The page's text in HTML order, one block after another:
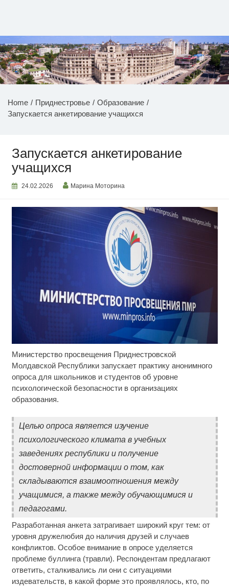
НОВОСТИ ПРИДНЕСТРОВЬЯ
Home Приднестровье
Образование
Запускается анкетирование учащихся
Запускается анкетирование
учащихся
24.02.2026 Марина Моторина
Министерство просвещения Приднестровской
Молдавской Республики запускает практику анонимного
опроса для школьников и студентов об уровне
психологической безопасности в организациях
образования.
Целью опроса является изучение
психологического климата в учебных
заведениях республики и получение
достоверной информации о том, как
складываются взаимоотношения между
учащимися, а также между обучающимися и
педагогами.
Разработанная анкета затрагивает широкий круг тем: от
уровня дружелюбия до наличия друзей и случаев
конфликтов. Особое внимание в опросе уделяется
проблеме буллинга (травли). Респондентам предлагают
ответить, сталкивались ли они с ситуациями
издевательств, в какой форме это проявлялось, кто, по
Скрытая камера на пляже Крыма: Что люди
вытворяют, когда их не видят...
Ролик длится несколько секунд, а смеяться вы
Поплавская вмазала семейке Плющенко